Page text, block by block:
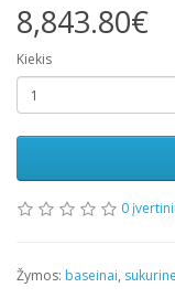
8,843.80€
Kiekis
0
Žymos: baseinai,